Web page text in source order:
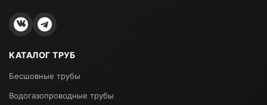
КАТАЛОГ ТРУБ
Бесшовные трубы
Водогазопроводные трубы